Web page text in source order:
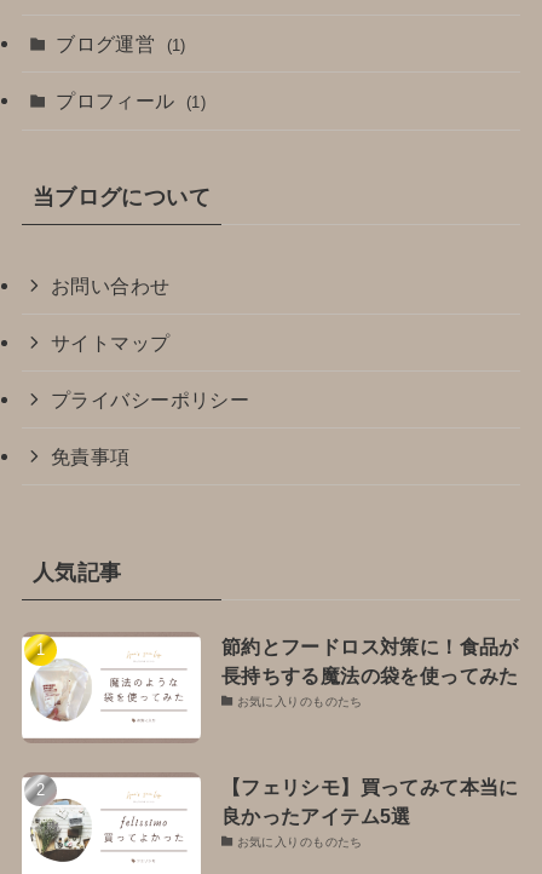
ブログ運営 (1)
プロフィール (1)
当ブログについて
お問い合わせ
サイトマップ
プライバシーポリシー
免責事項
人気記事
節約とフードロス対策に！食品が
長持ちする魔法の袋を使ってみた
お気に入りのものたち
【フェリシモ】買ってみて本当に
良かったアイテム5選
お気に入りのものたち